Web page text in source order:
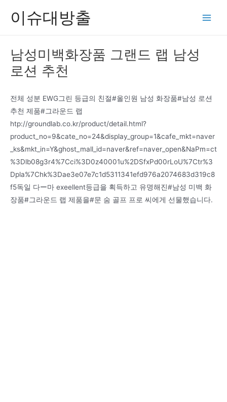
이슈대방출
남성미백화장품 그랜드 랩 남성
로션 추천
전체 성분 EWG그린 등급의 친절#올인원 남성 화장품#남성 로션
추천 제품#그라운드 랩
htp://groundlab.co.kr/product/detail.html?
product_no=9&cate_no=24&display_group=1&cafe_mkt=naver
_ks&mkt_in=Y&ghost_mall_id=naver&ref=naver_open&NaPm=ct
%3Dlb08g3r4%7Cci%3D0z40001u%2DSfxPd00rLoU%7Ctr%3
Dpla%7Chk%3Dae3e07e7c1d5311341efd976a2074683d319c8
f5독일 다ー마 exeellent등급을 획득하고 유명해진#남성 미백 화
장품#그라운드 랩 제품을#문 숨 골프 프로 씨에게 선물했습니다.